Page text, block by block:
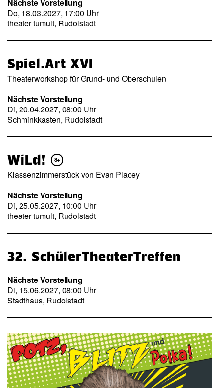
Nächste Vorstellung
Do, 18.03.2027, 17:00 Uhr
theater tumult, Rudolstadt
Spiel.Art XVI
Theaterworkshop für Grund- und Oberschulen
Nächste Vorstellung
Di, 20.04.2027, 08:00 Uhr
Schminkkasten, Rudolstadt
WiLd! 8+
Klassenzimmerstück von Evan Placey
Nächste Vorstellung
Di, 25.05.2027, 10:00 Uhr
theater tumult, Rudolstadt
32. SchülerTheaterTreffen
Nächste Vorstellung
Di, 15.06.2027, 08:00 Uhr
Stadthaus, Rudolstadt